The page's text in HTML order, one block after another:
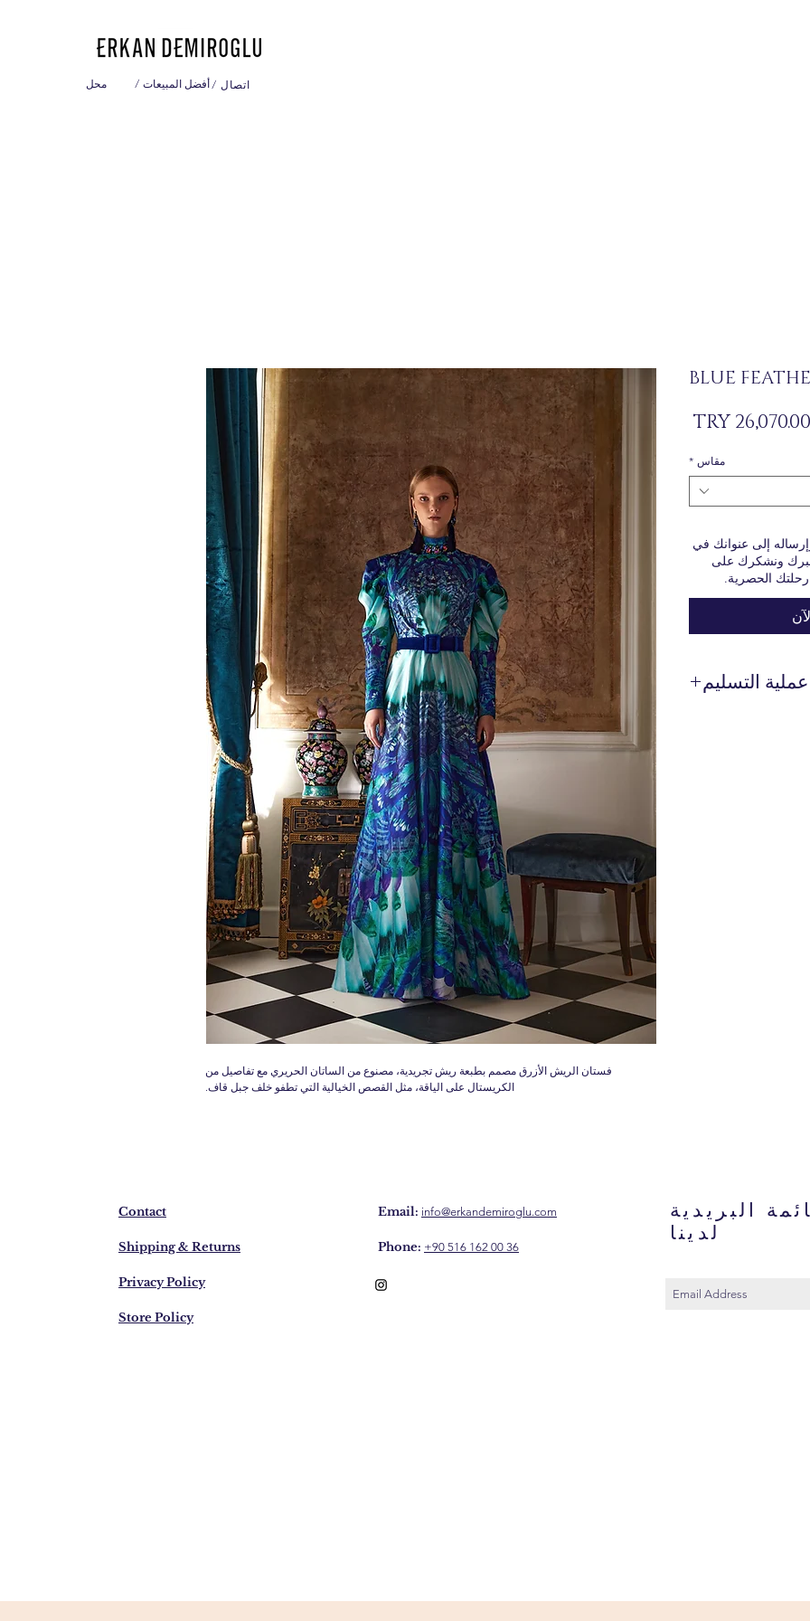
محل / أفضل المبيعات / اتصال
فستان الريش الأزرق مصمم بطبعة ريش تجريدية، مصنوع من الساتان الحريري مع تفاصيل من
الكريستال على الياقة، مثل القصص الخيالية التي تطفو خلف جبل قاف.
BLUE
السعر
مقاس *
إلى عنوانك في
نقدر صبرك ونشكرك على
رحلتك الحصرية.
عملية التسليم
Contact
Shipping & Returns
Privacy Policy
Store Policy
Email: info@erkandemiroglu.com
Phone: +90 516 162 00 36
البريدية
لدينا